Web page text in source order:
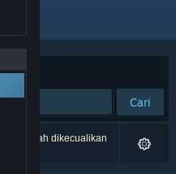
Cari
tajuk telah dikecualikan